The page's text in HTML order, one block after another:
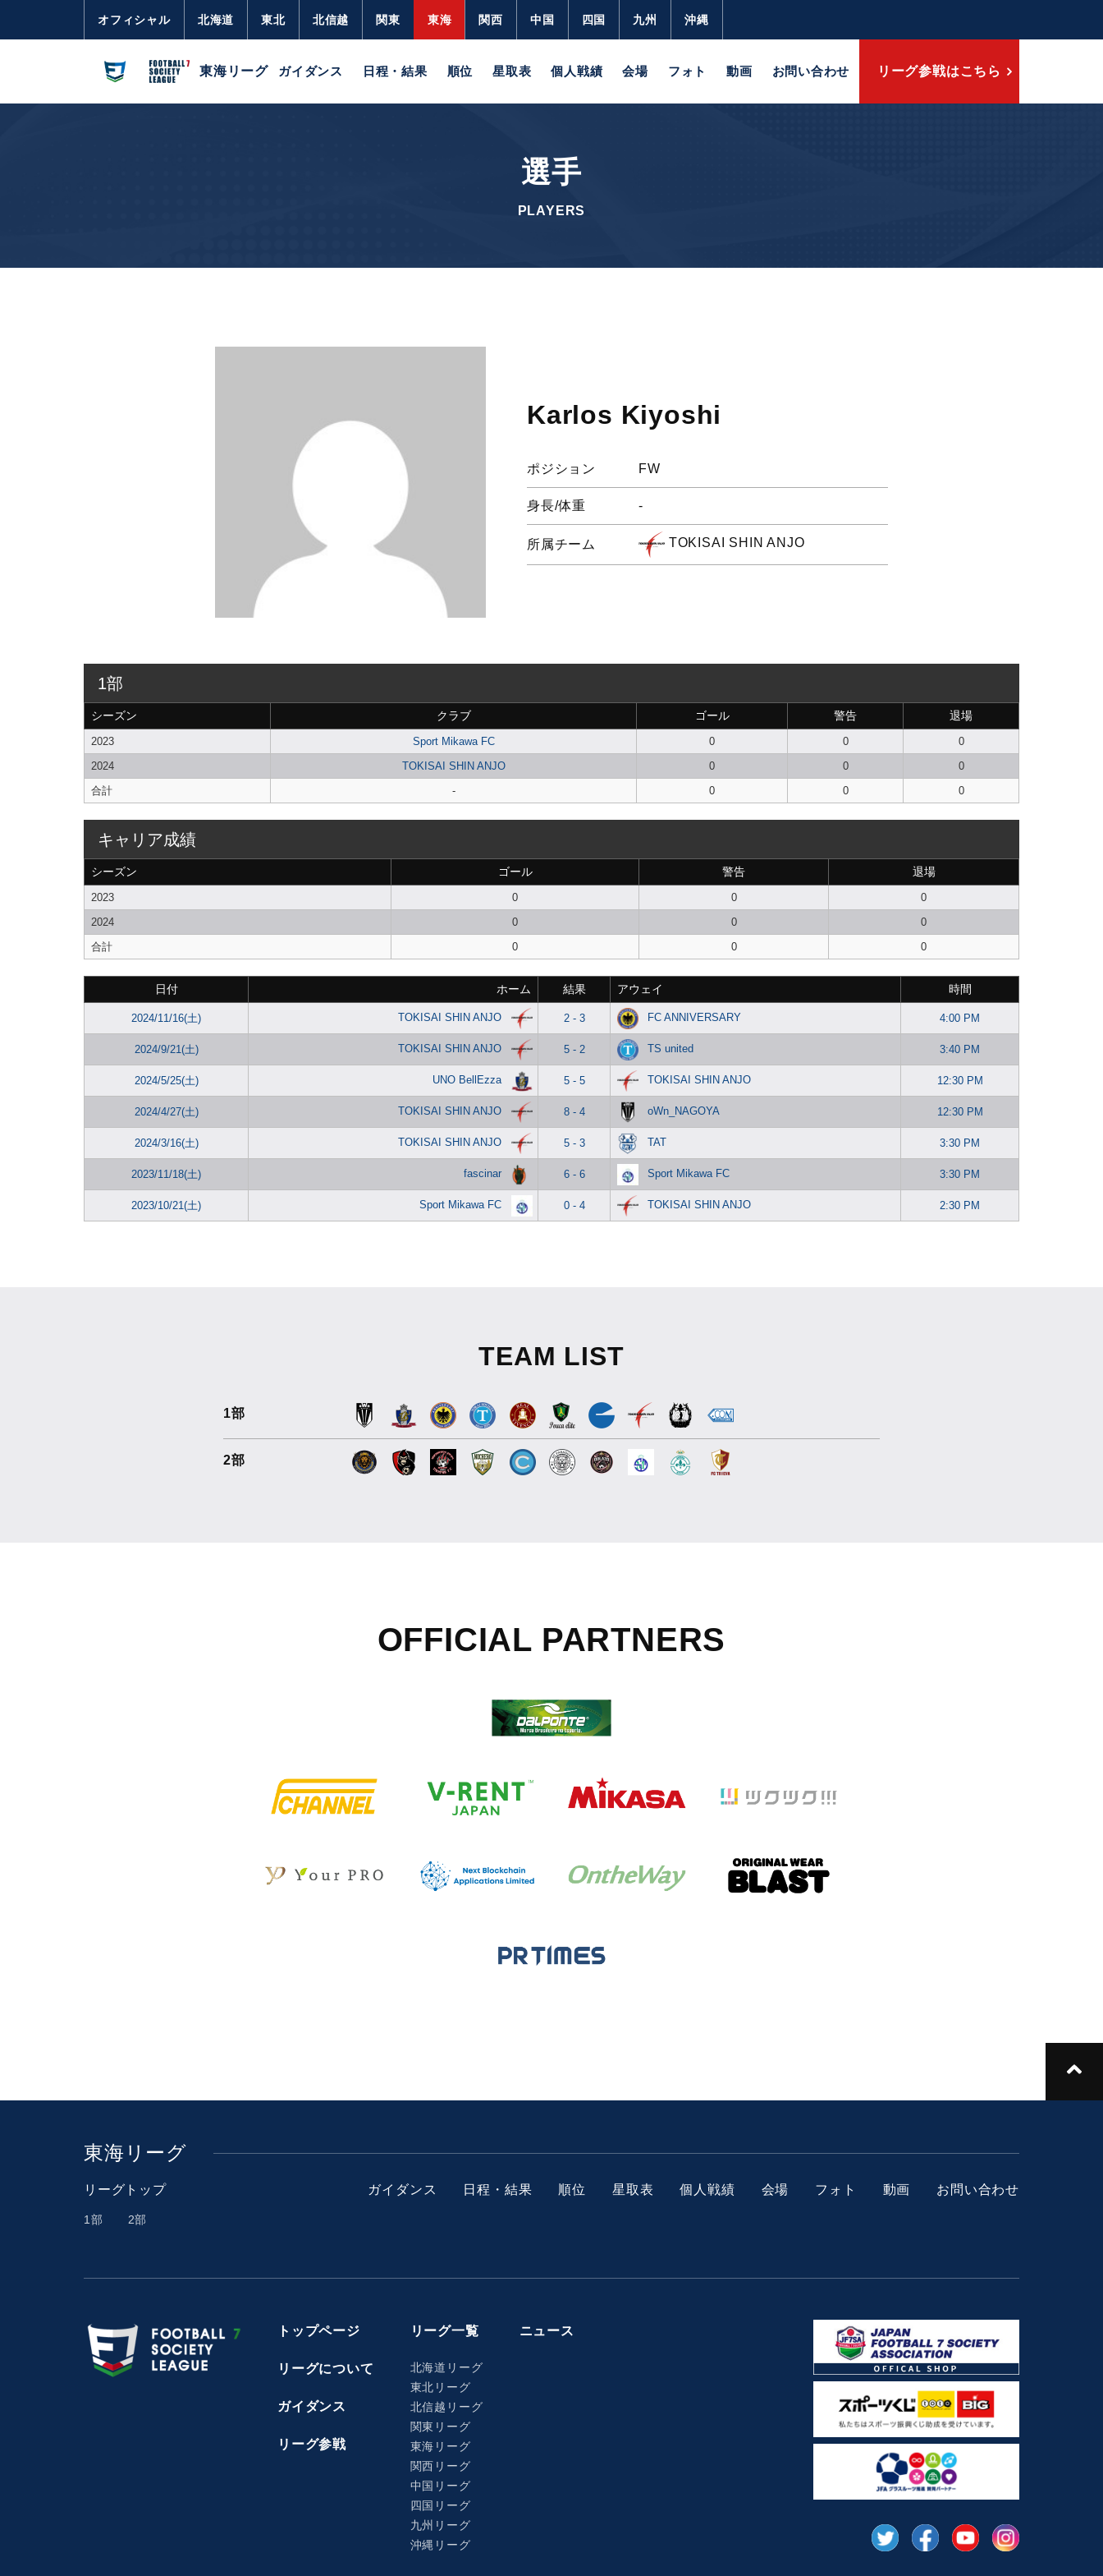
オフィシャル 北海道 東北 北信越 関東 東海 関西 中国 四国 九州 沖縄
東海リーグ ガイダンス 日程・結果 順位 星取表 個人戦績 会場 フォト 動画 お問い合わせ リーグ参戦はこちら
選手
PLAYERS
Karlos Kiyoshi
ポジション FW
身長/体重 -
所属チーム TOKISAI SHIN ANJO
1部
シーズン クラブ ゴール 警告 退場
2023 Sport Mikawa FC 0 0
0
2024
TOKISAI SHIN ANJO 0 0
0
合計
- 0 0 0
キャリア成績
シーズン ゴール 警告 退場
2023 0 0
0
2024
0 0
0
合計
0 0 0
日付 ホーム 結果 アウェイ 時間
2024/11/16(土) TOKISAI SHIN ANJO 2 - 3 FC ANNIVERSARY 4:00 PM
2024/9/21(土) TOKISAI SHIN ANJO 5 - 2 TS united 3:40 PM
2024/5/25(土) UNO BellEzza 5 - 5 TOKISAI SHIN ANJO 12:30 PM
2024/4/27(土) TOKISAI SHIN ANJO 8 - 4 oWn_NAGOYA 12:30 PM
2024/3/16(土) TOKISAI SHIN ANJO 5 - 3 TAT 3:30 PM
2023/11/18(土) fascinar 6 - 6 Sport Mikawa FC 3:30 PM
2023/10/21(土) Sport Mikawa FC 0 - 4 TOKISAI SHIN ANJO 2:30 PM
TEAM LIST
1部
2部
OFFICIAL PARTNERS
東海リーグ
リーグトップ
1部 2部
ガイダンス 日程・結果 順位 星取表 個人戦績 会場 フォト 動画 お問い合わせ
トップページ
リーグについて
ガイダンス
リーグ参戦
リーグ一覧
北海道リーグ
東北リーグ
北信越リーグ
関東リーグ
東海リーグ
関西リーグ
中国リーグ
四国リーグ
九州リーグ
沖縄リーグ
ニュース